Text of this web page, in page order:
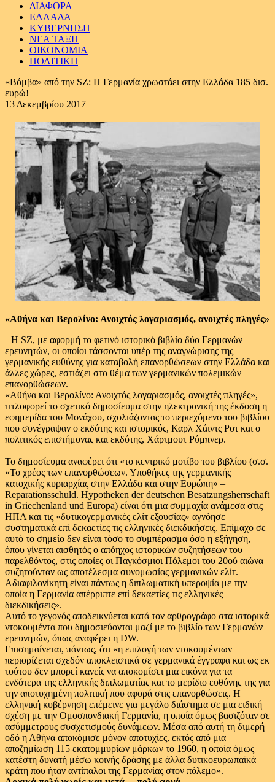
ΔΙΑΦΟΡΑ
ΕΛΛΑΔΑ
ΚΥΒΕΡΝΗΣΗ
ΝΕΑ ΤΑΞΗ
ΟΙΚΟΝΟΜΙΑ
ΠΟΛΙΤΙΚΗ
«Βόμβα» από την SZ: Η Γερμανία χρωστάει στην Ελλάδα 185 δισ.
ευρώ!
13 Δεκεμβρίου 2017
«Αθήνα και Βερολίνο: Ανοιχτός λογαριασμός, ανοιχτές πληγές»
Η SZ, με αφορμή το φετινό ιστορικό βιβλίο δύο Γερμανών
ερευνητών, οι οποίοι τάσσονται υπέρ της αναγνώρισης της
γερμανικής ευθύνης για καταβολή επανορθώσεων στην Ελλάδα και
άλλες χώρες, εστιάζει στο θέμα των γερμανικών πολεμικών
επανορθώσεων.
«Αθήνα και Βερολίνο: Ανοιχτός λογαριασμός, ανοιχτές πληγές»,
τιτλοφορεί το σχετικό δημοσίευμα στην ηλεκτρονική της έκδοση η
εφημερίδα του Μονάχου, σχολιάζοντας το περιεχόμενο του βιβλίου
που συνέγραψαν ο εκδότης και ιστορικός, Καρλ Χάιντς Ροτ και ο
πολιτικός επιστήμονας και εκδότης, Χάρτμουτ Ρύμπνερ.
Το δημοσίευμα αναφέρει ότι «το κεντρικό μοτίβο του βιβλίου (σ.σ.
«Το χρέος των επανορθώσεων. Υποθήκες της γερμανικής
κατοχικής κυριαρχίας στην Ελλάδα και στην Ευρώπη» –
Reparationsschuld. Hypotheken der deutschen Besatzungsherrschaft
in Griechenland und Europa) είναι ότι μια συμμαχία ανάμεσα στις
ΗΠΑ και τις «δυτικογερμανικές ελίτ εξουσίας» αγνόησε
συστηματικά επί δεκαετίες τις ελληνικές διεκδικήσεις. Επίμαχο σε
αυτό το σημείο δεν είναι τόσο το συμπέρασμα όσο η εξήγηση,
όπου γίνεται αισθητός ο απόηχος ιστορικών συζητήσεων του
παρελθόντος, στις οποίες οι Παγκόσμιοι Πόλεμοι του 20ού αιώνα
συζητούνταν ως αποτέλεσμα συνομωσίας γερμανικών ελίτ.
Αδιαφιλονίκητη είναι πάντως η διπλωματική υπεροψία με την
οποία η Γερμανία απέρριπτε επί δεκαετίες τις ελληνικές
διεκδικήσεις».
Αυτό το γεγονός αποδεικνύεται κατά τον αρθρογράφο στα ιστορικά
ντοκουμέντα που δημοσιεύονται μαζί με το βιβλίο των Γερμανών
ερευνητών, όπως αναφέρει η DW.
Επισημαίνεται, πάντως, ότι «η επιλογή των ντοκουμέντων
περιορίζεται σχεδόν αποκλειστικά σε γερμανικά έγγραφα και ως εκ
τούτου δεν μπορεί κανείς να αποκομίσει μια εικόνα για τα
ενδότερα της ελληνικής διπλωματίας και το μερίδιο ευθύνης της για
την αποτυχημένη πολιτική που αφορά στις επανορθώσεις. Η
ελληνική κυβέρνηση επέμεινε για μεγάλο διάστημα σε μια ειδική
σχέση με την Ομοσπονδιακή Γερμανία, η οποία όμως βασιζόταν σε
ασύμμετρους συσχετισμούς δυνάμεων. Μέσα από αυτή τη διμερή
οδό η Αθήνα αποκόμισε μόνον αποτυχίες, εκτός από μια
αποζημίωση 115 εκατομμυρίων μάρκων το 1960, η οποία όμως
κατέστη δυνατή μέσω κοινής δράσης με άλλα δυτικοευρωπαϊκά
κράτη που ήταν αντίπαλοι της Γερμανίας στον πόλεμο».